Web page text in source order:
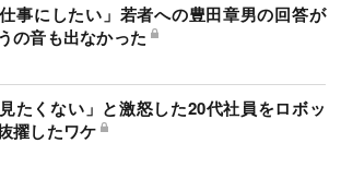
事にしたい」若者への豊田章男の回答が
の音も出なかった
たくない」と激怒した20代社員をロボッ
擢したワケ